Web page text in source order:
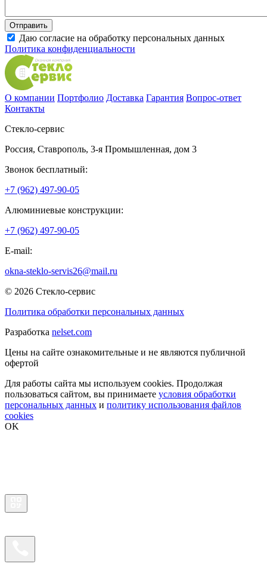
Даю согласие на обработку персональных данных
Политика конфиденциальности
О компании Портфолио Доставка Гарантия Вопрос-ответ
Контакты
Стекло-сервис
Россия, Ставрополь, 3-я Промышленная, дом 3
Звонок бесплатный:
+7 (962) 497-90-05
Алюминиевые конструкции:
+7 (962) 497-90-05
E-mail:
okna-steklo-servis26@mail.ru
© 2026 Стекло-сервис
Политика обработки персональных данных
Разработка nelset.com
Цены на сайте ознакомительные и не являются публичной
офертой
Для работы сайта мы используем cookies. Продолжая
пользоваться сайтом, вы принимаете условия обработки
персональных данных и политику использования файлов
cookies
OK